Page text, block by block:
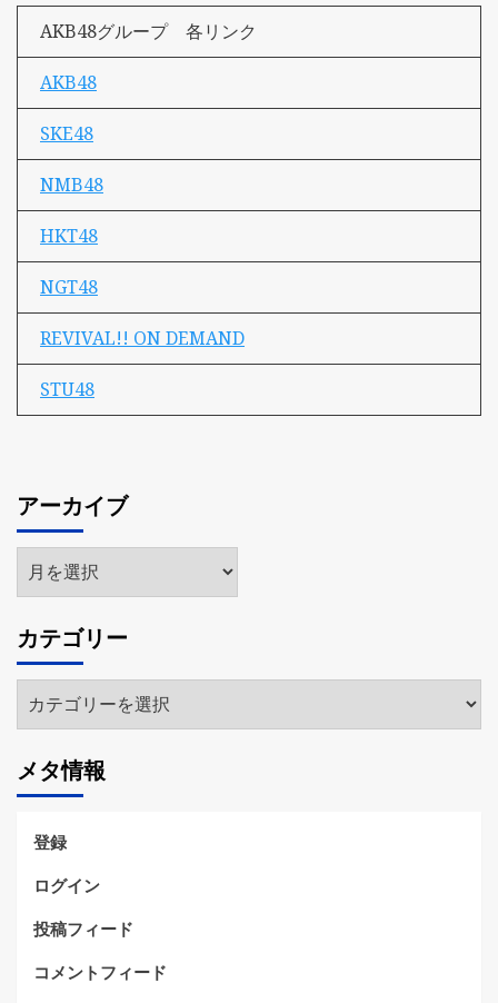
AKB48グループ 各リンク
AKB48
SKE48
NMB48
HKT48
NGT48
REVIVAL!! ON DEMAND
STU48
アーカイブ
ア
ー
イ
ブ
カテゴリー
テ
リ
ー
メタ情報
登録
ログイン
投稿フィード
コメントフィード